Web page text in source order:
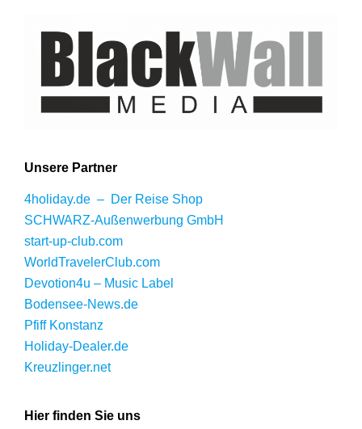
Unsere Partner
4holiday.de – Der Reise Shop
SCHWARZ-Außenwerbung GmbH
start-up-club.com
WorldTravelerClub.com
Devotion4u – Music Label
Bodensee-News.de
Pfiff Konstanz
Holiday-Dealer.de
Kreuzlinger.net
Hier finden Sie uns